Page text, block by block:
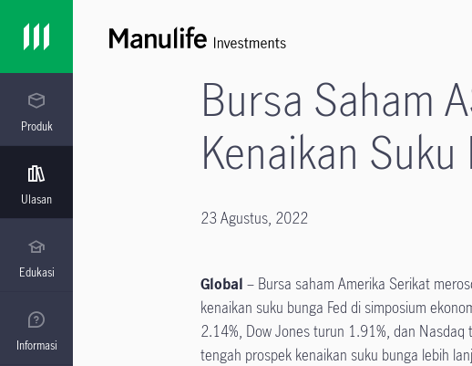
Produk
Ulasan
Edukasi
Informasi
Bursa Saham
Kenaikan
23 Agustus, 2022
Global – Bursa saham Amerika Serikat
kenaikan suku bunga Fed di simposium
2.14%, Dow Jones turun 1.91%, dan
tengah prospek kenaikan suku bunga lebih